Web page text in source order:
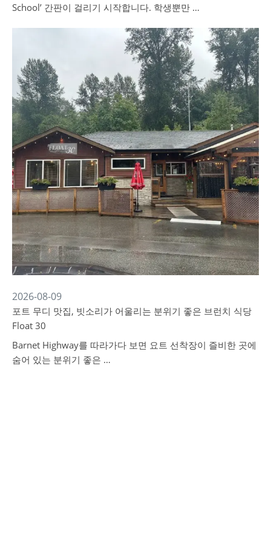
School’ 간판이 걸리기 시작합니다. 학생뿐만 …
2026-08-09
포트 무디 맛집, 빗소리가 어울리는 분위기 좋은 브런치 식당
Float 30
Barnet Highway를 따라가다 보면 요트 선착장이 즐비한 곳에
숨어 있는 분위기 좋은 …